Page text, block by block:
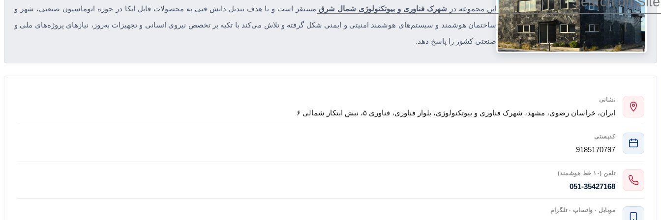
این مجموعه در شهرک فناوری و بیوتکنولوژی شمال شرق مستقر است و با هدف تبدیل دانش فنی به محصولات قابل اتکا در حوزه اتوماسیون صنعتی، شهر و
ساختمان هوشمند و سیستم‌های هوشمند امنیتی و ایمنی شکل گرفته و تلاش می‌کند با تکیه بر تخصص نیروی انسانی و تجهیزات به‌روز، نیازهای پروژه‌های ملی و
صنعتی کشور را پاسخ دهد.
نشانی
ایران، خراسان رضوی، مشهد، شهرک فناوری و بیوتکنولوژی، بلوار فناوری، فناوری ۵، نبش ابتکار شمالی ۶
کدپستی
9185170797
تلفن (۱۰ خط هوشمند)
051-35427168
موبایل · واتساپ · تلگرام